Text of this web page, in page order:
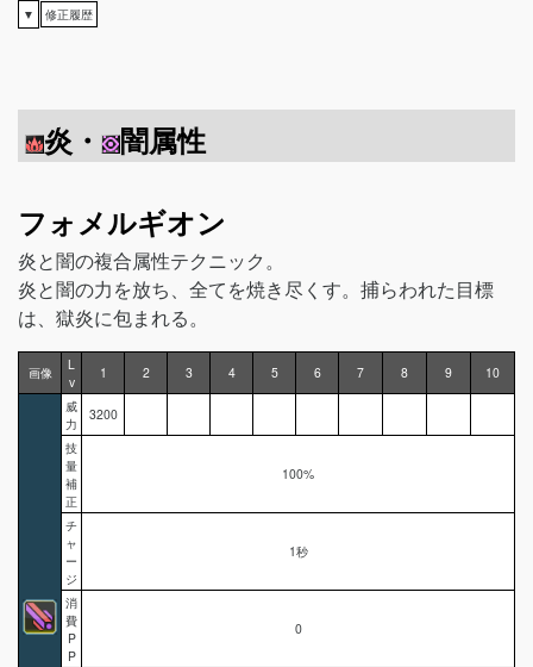
▼ 修正履歴
炎・ 闇属性
フォメルギオン
炎と闇の複合属性テクニック。
炎と闇の力を放ち、全てを焼き尽くす。捕らわれた目標
は、獄炎に包まれる。
画像
L
v
1 2 3 4 5 6 7 8 9
10
威
力
3200
技
量
補
正
100%
チ
ャ
ー
ジ
1秒
消
費
P
P
0